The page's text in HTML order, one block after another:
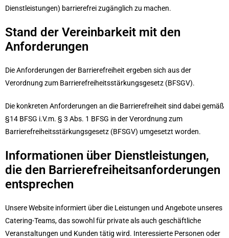
Dienstleistungen) barrierefrei zugänglich zu machen.
Stand der Vereinbarkeit mit den
Anforderungen
Die Anforderungen der Barrierefreiheit ergeben sich aus der
Verordnung zum Barrierefreiheitsstärkungsgesetz (BFSGV).
Die konkreten Anforderungen an die Barrierefreiheit sind dabei gemäß
§14 BFSG i.V.m. § 3 Abs. 1 BFSG in der Verordnung zum
Barrierefreiheitsstärkungsgesetz (BFSGV) umgesetzt worden.
Informationen über Dienstleistungen,
die den Barrierefreiheitsanforderungen
entsprechen
Unsere Website informiert über die Leistungen und Angebote unseres
Catering-Teams, das sowohl für private als auch geschäftliche
Veranstaltungen und Kunden tätig wird. Interessierte Personen oder